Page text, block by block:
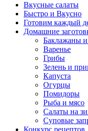
Вкусные салаты
Быстро и Вкусно
Готовим каждый
Домашние
Баклажаны
Варенье
Грибы
Зелень и
Капуста
Огурцы
Помидоры
Рыба и мясо
Салаты на
Суповые
Конкурс рецептов